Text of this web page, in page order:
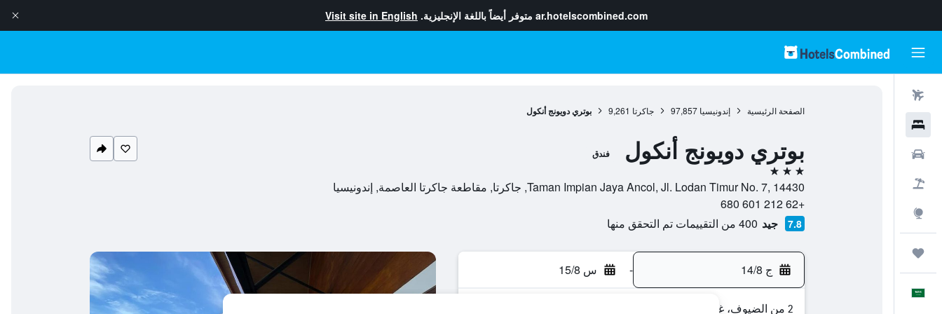
ar.hotelscombined.com متوفر أيضاً باللغة الإنجليزية. Visit site in English
الصفحة الرئيسية إندونيسيا 97,857 جاكرتا 9,261 بوتري دويونج أنكول
بوتري دويونج أنكول فندق
3 نجوم
Taman Impian Jaya Ancol, Jl. Lodan Timur No. 7, 14430, جاكرتا, مقاطعة جاكرتا العاصمة, إندونيسيا
+62 212 601 680
7.8 جيد 400 من التقييمات تم التحقق منها
ج 14/8 - س 15/8
2 من الضيوف، غرفة واحدة